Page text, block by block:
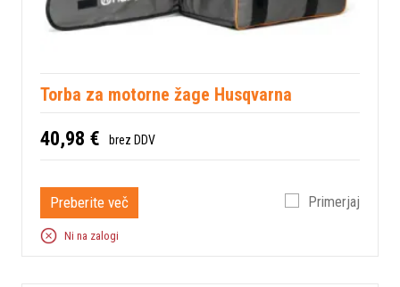
Torba za motorne žage Husqvarna
40,98 € brez DDV
Preberite več Primerjaj
Ni na zalogi